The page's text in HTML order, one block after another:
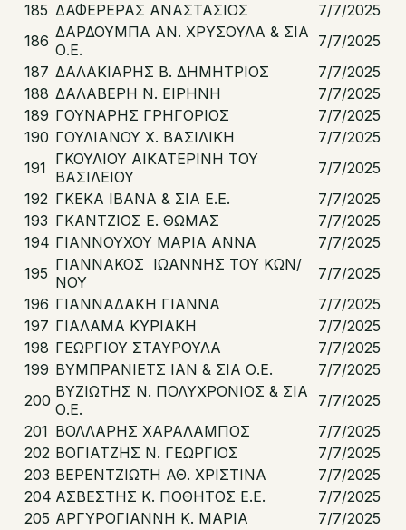
185 ΔΑΦΕΡΕΡΑΣ ΑΝΑΣΤΑΣΙΟΣ
7/7/2025
186 ΔΑΡΔΟΥΜΠΑ ΑΝ. ΧΡΥΣΟΥΛΑ & ΣΙΑ
Ο.Ε.
7/7/2025
187 ΔΑΛΑΚΙΑΡΗΣ Β. ΔΗΜΗΤΡΙΟΣ
7/7/2025
188 ΔΑΛΑΒΕΡΗ Ν. ΕΙΡΗΝΗ
7/7/2025
189 ΓΟΥΝΑΡΗΣ ΓΡΗΓΟΡΙΟΣ
7/7/2025
190 ΓΟΥΛΙΑΝΟΥ Χ. ΒΑΣΙΛΙΚΗ
7/7/2025
191 ΓΚΟΥΛΙΟΥ ΑΙΚΑΤΕΡΙΝΗ ΤΟΥ
ΒΑΣΙΛΕΙΟΥ
7/7/2025
192 ΓΚΕΚΑ ΙΒΑΝΑ & ΣΙΑ Ε.Ε.
7/7/2025
193 ΓΚΑΝΤΖΙΟΣ Ε. ΘΩΜΑΣ
7/7/2025
194 ΓΙΑΝΝΟΥΧΟΥ ΜΑΡΙΑ ΑΝΝΑ
7/7/2025
195 ΓΙΑΝΝΑΚΟΣ ΙΩΑΝΝΗΣ ΤΟΥ ΚΩΝ/
ΝΟΥ
7/7/2025
196 ΓΙΑΝΝΑΔΑΚΗ ΓΙΑΝΝΑ
7/7/2025
197 ΓΙΑΛΑΜΑ ΚΥΡΙΑΚΗ
7/7/2025
198 ΓΕΩΡΓΙΟΥ ΣΤΑΥΡΟΥΛΑ
7/7/2025
199 ΒΥΜΠΡΑΝΙΕΤΣ ΙΑΝ & ΣΙΑ Ο.Ε.
7/7/2025
200 ΒΥΖΙΩΤΗΣ Ν. ΠΟΛΥΧΡΟΝΙΟΣ & ΣΙΑ
Ο.Ε.
7/7/2025
201 ΒΟΛΛΑΡΗΣ ΧΑΡΑΛΑΜΠΟΣ
7/7/2025
202 ΒΟΓΙΑΤΖΗΣ Ν. ΓΕΩΡΓΙΟΣ
7/7/2025
203 ΒΕΡΕΝΤΖΙΩΤΗ ΑΘ. ΧΡΙΣΤΙΝΑ
7/7/2025
204 ΑΣΒΕΣΤΗΣ Κ. ΠΟΘΗΤΟΣ Ε.Ε.
7/7/2025
205 ΑΡΓΥΡΟΓΙΑΝΝΗ Κ. ΜΑΡΙΑ
7/7/2025